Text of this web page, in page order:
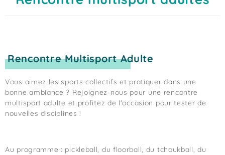
Rencontre Multisport Adulte
Vous aimez les sports collectifs et pratiquer dans une
bonne ambiance ? Rejoignez-nous pour une rencontre
multisport adulte et profitez de l'occasion pour tester de
nouvelles disciplines !
Au programme : pickleball, du floorball, du tchoukball, du